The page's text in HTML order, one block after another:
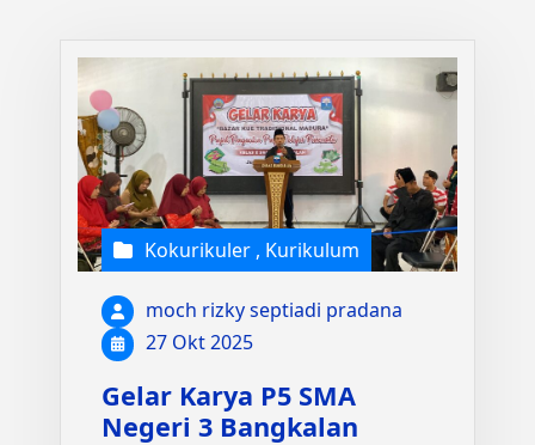
Kokurikuler , Kurikulum
moch rizky septiadi pradana
27 Okt 2025
Gelar Karya P5 SMA
Negeri 3 Bangkalan